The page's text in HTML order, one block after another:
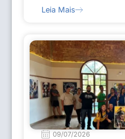
Leia Mais
09/07/2026